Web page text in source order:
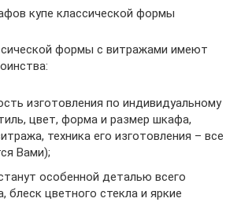
купе классической формы
формы с витражами имеют
изготовления по индивидуальному
цвет, форма и размер шкафа,
техника его изготовления – все
Вами);
особенной деталью всего
блеск цветного стекла и яркие